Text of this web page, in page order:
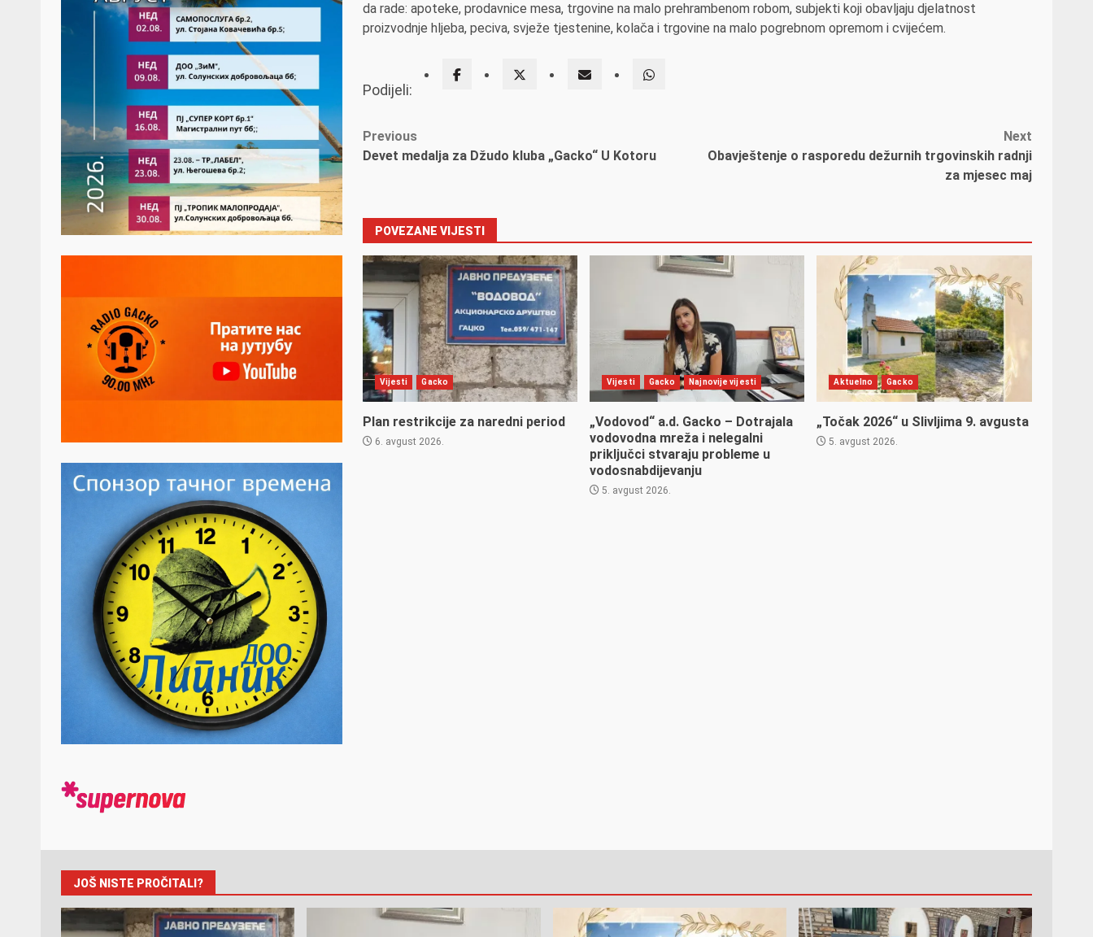
da rade: apoteke, prodavnice mesa, trgovine na malo prehrambenom robom, subjekti koji obavljaju djelatnost
proizvodnje hljeba, peciva, svježe tjestenine, kolača i trgovine na malo pogrebnom opremom i cvijećem.
Podijeli:
Post
Previous
Devet medalja za Džudo kluba „Gacko“ U Kotoru
Next
Obavještenje o rasporedu dežurnih trgovinskih radnji
za mjesec maj
POVEZANE VIJESTI
Vijesti Gacko
Plan restrikcije za naredni period
6. avgust 2026.
Vijesti Gacko Najnovije vijesti
„Vodovod“ a.d. Gacko – Dotrajala
vodovodna mreža i nelegalni
priključci stvaraju probleme u
vodosnabdijevanju
5. avgust 2026.
Aktuelno Gacko
„Točak 2026“ u Slivljima 9. avgusta
5. avgust 2026.
JOŠ NISTE PROČITALI?